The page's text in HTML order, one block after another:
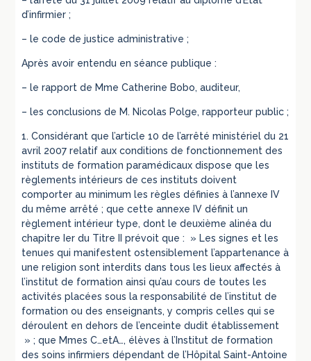
d’infirmier ;
– le code de justice administrative ;
Après avoir entendu en séance publique :
– le rapport de Mme Catherine Bobo, auditeur,
– les conclusions de M. Nicolas Polge, rapporteur public ;
1. Considérant que l’article 10 de l’arrêté ministériel du 21
avril 2007 relatif aux conditions de fonctionnement des
instituts de formation paramédicaux dispose que les
règlements intérieurs de ces instituts doivent
comporter au minimum les règles définies à l’annexe IV
du même arrêté ; que cette annexe IV définit un
règlement intérieur type, dont le deuxième alinéa du
chapitre Ier du Titre II prévoit que : » Les signes et les
tenues qui manifestent ostensiblement l’appartenance à
une religion sont interdits dans tous les lieux affectés à
l’institut de formation ainsi qu’au cours de toutes les
activités placées sous la responsabilité de l’institut de
formation ou des enseignants, y compris celles qui se
déroulent en dehors de l’enceinte dudit établissement
» ; que Mmes C…etA…, élèves à l’Institut de formation
des soins infirmiers dépendant de l’Hôpital Saint-Antoine